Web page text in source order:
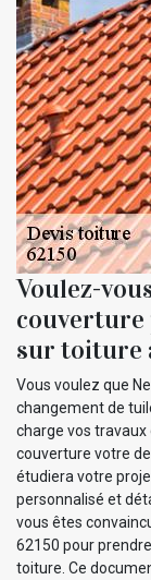
Voulez-
couverture
sur toiture
Vous voulez que
changement de
charge vos travaux
couverture votre
étudiera votre
personnalisé et
vous êtes
62150 pour
toiture. Ce